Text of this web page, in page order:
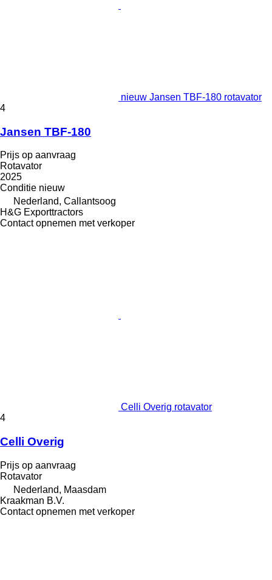
nieuw Jansen TBF-180 rotavator
4
Jansen TBF-180
Prijs op aanvraag
Rotavator
2025
Conditie nieuw
Nederland, Callantsoog
H&G Exporttractors
Contact opnemen met verkoper
Celli Overig rotavator
4
Celli Overig
Prijs op aanvraag
Rotavator
Nederland, Maasdam
Kraakman B.V.
Contact opnemen met verkoper